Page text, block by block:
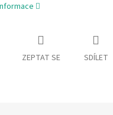
ZEPTAT SE SDÍLET